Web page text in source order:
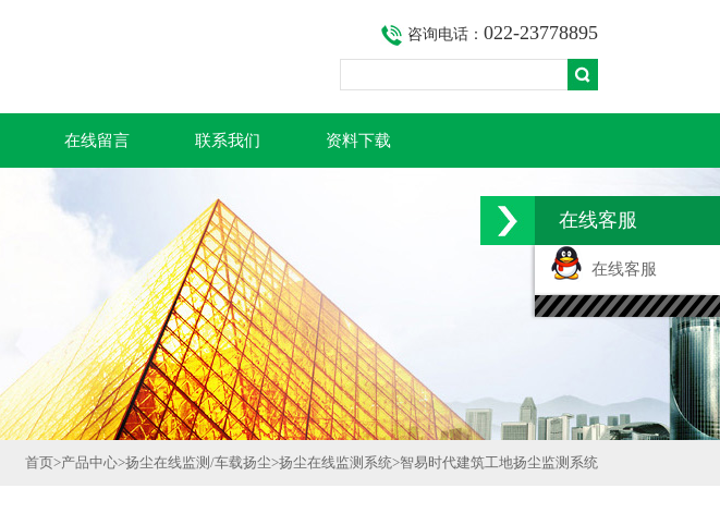
咨询电话： 022-23778895
在线留言 联系我们 资料下载
首页>产品中心>扬尘在线监测/车载扬尘>扬尘在线监测系统>智易时代建筑工地扬尘监测系统
在线客服
在线客服